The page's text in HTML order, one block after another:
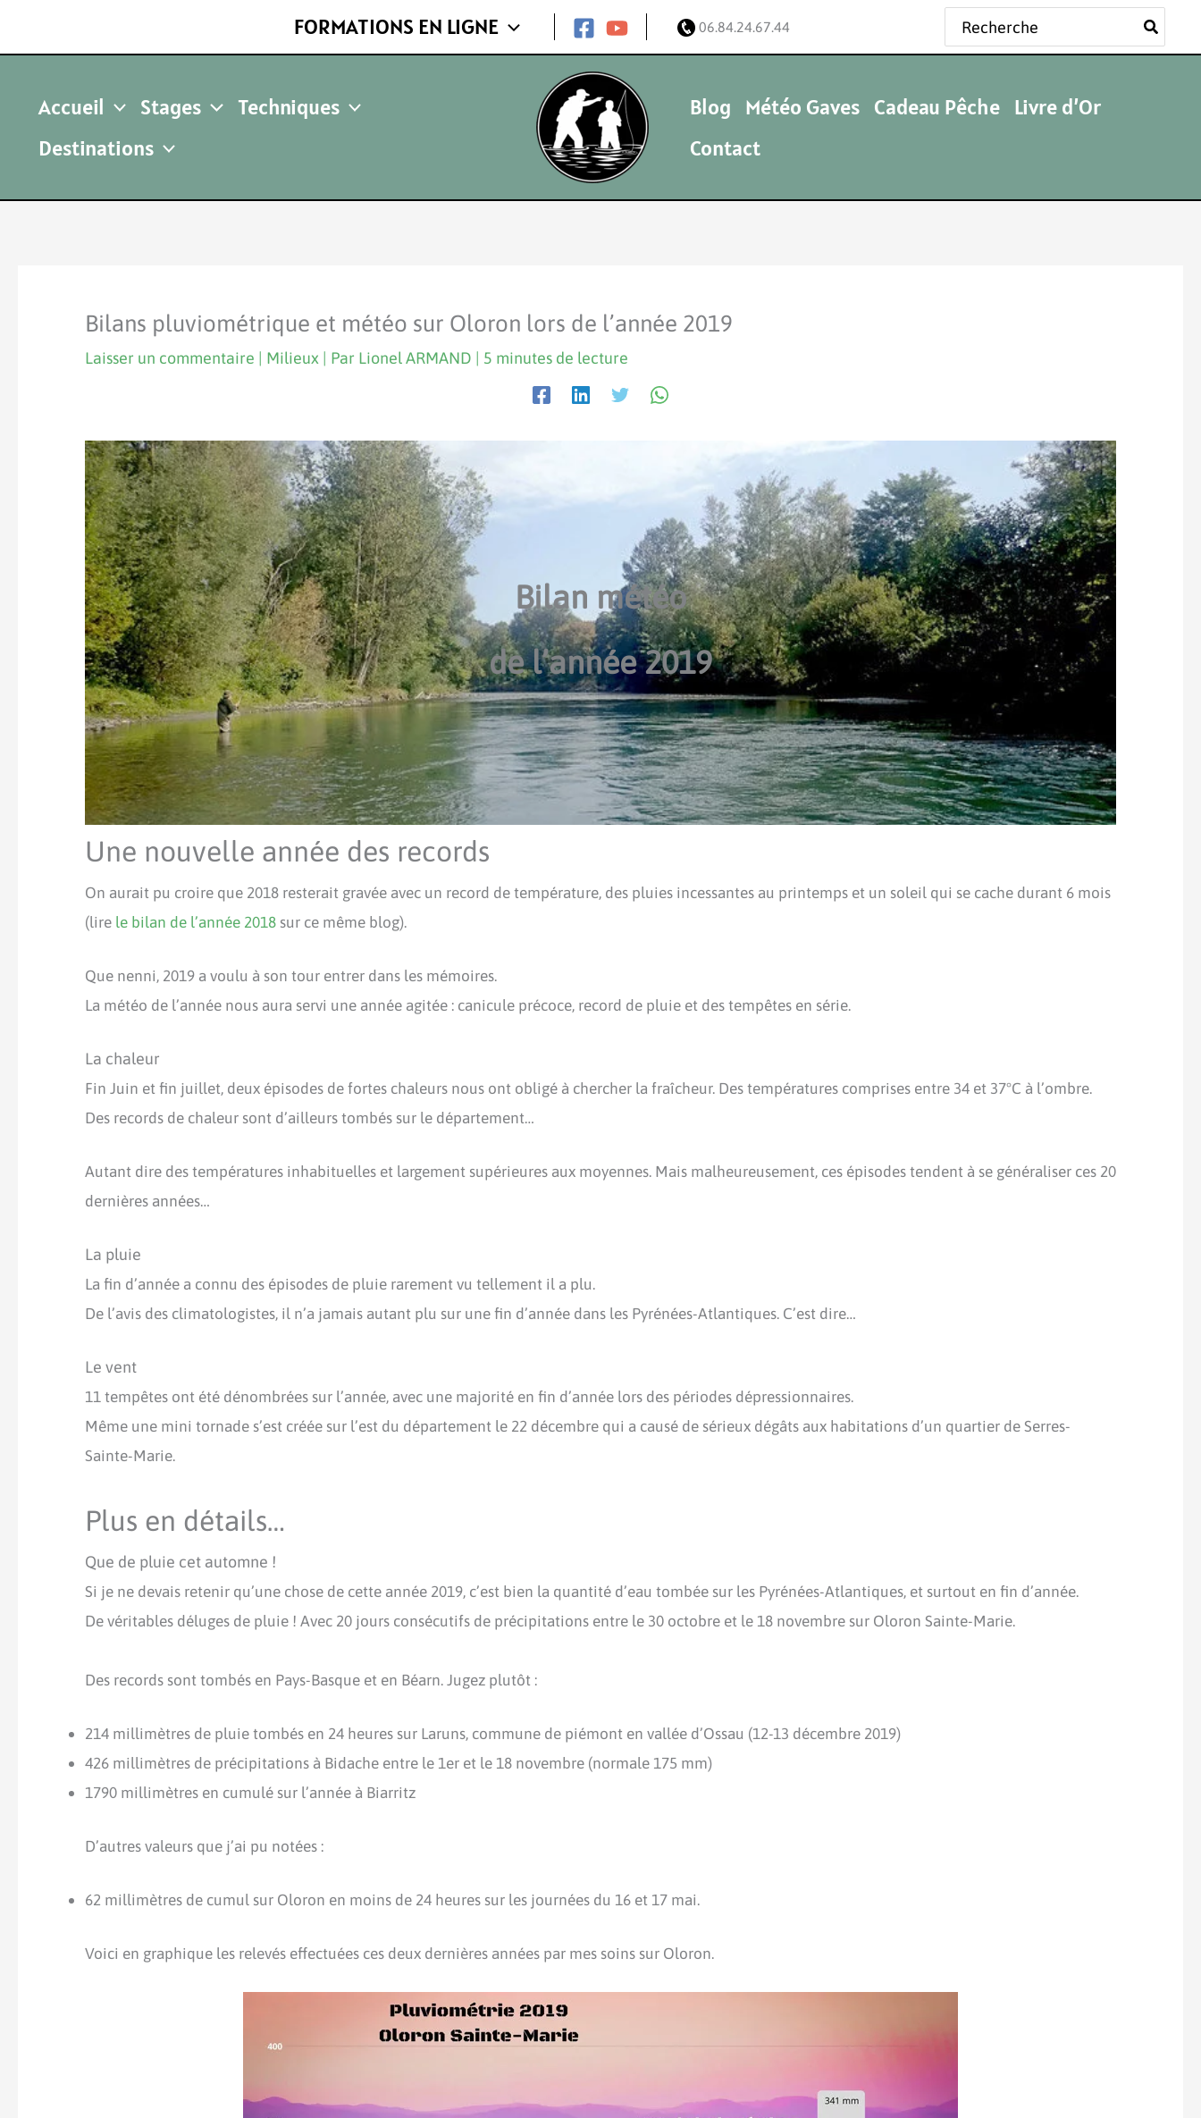
FORMATIONS EN LIGNE 06.84.24.67.44
Rechercher:
Accueil Stages
Techniques
Destinations
Blog Météo Gaves Cadeau Pêche Livre d’Or
Contact
Bilans pluviométrique et météo sur Oloron lors de l’année 2019
Laisser un commentaire | Milieux | Par Lionel ARMAND | 5 minutes de lecture
Bilan météo
de l’année 2019
Une nouvelle année des records
On aurait pu croire que 2018 resterait gravée avec un record de température, des pluies incessantes au printemps et un soleil qui se cache durant 6 mois
(lire le bilan de l’année 2018 sur ce même blog).
Que nenni, 2019 a voulu à son tour entrer dans les mémoires.
La météo de l’année nous aura servi une année agitée : canicule précoce, record de pluie et des tempêtes en série.
La chaleur
Fin Juin et fin juillet, deux épisodes de fortes chaleurs nous ont obligé à chercher la fraîcheur. Des températures comprises entre 34 et 37°C à l’ombre.
Des records de chaleur sont d’ailleurs tombés sur le département…
Autant dire des températures inhabituelles et largement supérieures aux moyennes. Mais malheureusement, ces épisodes tendent à se généraliser ces 20
dernières années…
La pluie
La fin d’année a connu des épisodes de pluie rarement vu tellement il a plu.
De l’avis des climatologistes, il n’a jamais autant plu sur une fin d’année dans les Pyrénées-Atlantiques. C’est dire…
Le vent
11 tempêtes ont été dénombrées sur l’année, avec une majorité en fin d’année lors des périodes dépressionnaires.
Même une mini tornade s’est créée sur l’est du département le 22 décembre qui a causé de sérieux dégâts aux habitations d’un quartier de Serres-
Sainte-Marie.
Plus en détails…
Que de pluie cet automne !
Si je ne devais retenir qu’une chose de cette année 2019, c’est bien la quantité d’eau tombée sur les Pyrénées-Atlantiques, et surtout en fin d’année.
De véritables déluges de pluie ! Avec 20 jours consécutifs de précipitations entre le 30 octobre et le 18 novembre sur Oloron Sainte-Marie.
Des records sont tombés en Pays-Basque et en Béarn. Jugez plutôt :
214 millimètres de pluie tombés en 24 heures sur Laruns, commune de piémont en vallée d’Ossau (12-13 décembre 2019)
426 millimètres de précipitations à Bidache entre le 1er et le 18 novembre (normale 175 mm)
1790 millimètres en cumulé sur l’année à Biarritz
D’autres valeurs que j’ai pu notées :
62 millimètres de cumul sur Oloron en moins de 24 heures sur les journées du 16 et 17 mai.
Voici en graphique les relevés effectuées ces deux dernières années par mes soins sur Oloron.